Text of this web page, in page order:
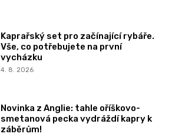
Kaprařský set pro začínající rybáře.
Vše, co potřebujete na první
vycházku
4. 8. 2026
Novinka z Anglie: tahle oříškovo-
smetanová pecka vydráždí kapry k
záběrům!